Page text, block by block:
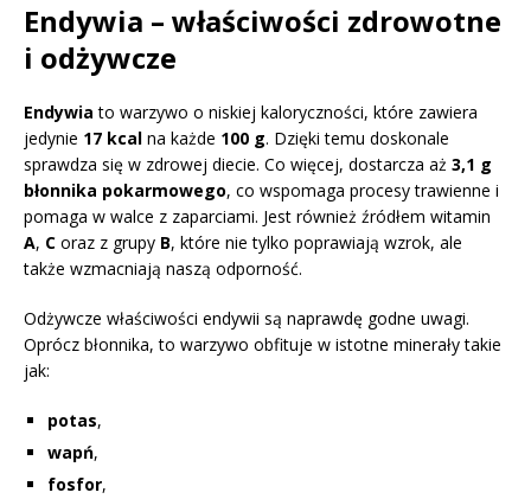
Endywia – właściwości zdrowotne
i odżywcze
Endywia to warzywo o niskiej kaloryczności, które zawiera
jedynie 17 kcal na każde 100 g. Dzięki temu doskonale
sprawdza się w zdrowej diecie. Co więcej, dostarcza aż 3,1 g
błonnika pokarmowego, co wspomaga procesy trawienne i
pomaga w walce z zaparciami. Jest również źródłem witamin
A, C oraz z grupy B, które nie tylko poprawiają wzrok, ale
także wzmacniają naszą odporność.
Odżywcze właściwości endywii są naprawdę godne uwagi.
Oprócz błonnika, to warzywo obfituje w istotne minerały takie
jak:
potas,
wapń,
fosfor,